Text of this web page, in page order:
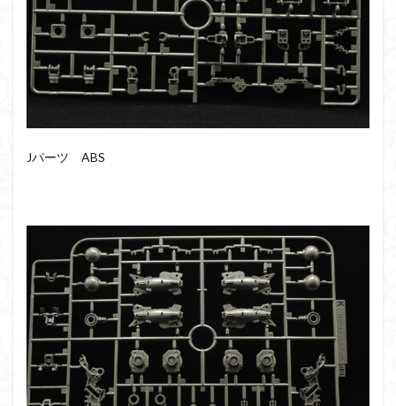
Jパーツ ABS